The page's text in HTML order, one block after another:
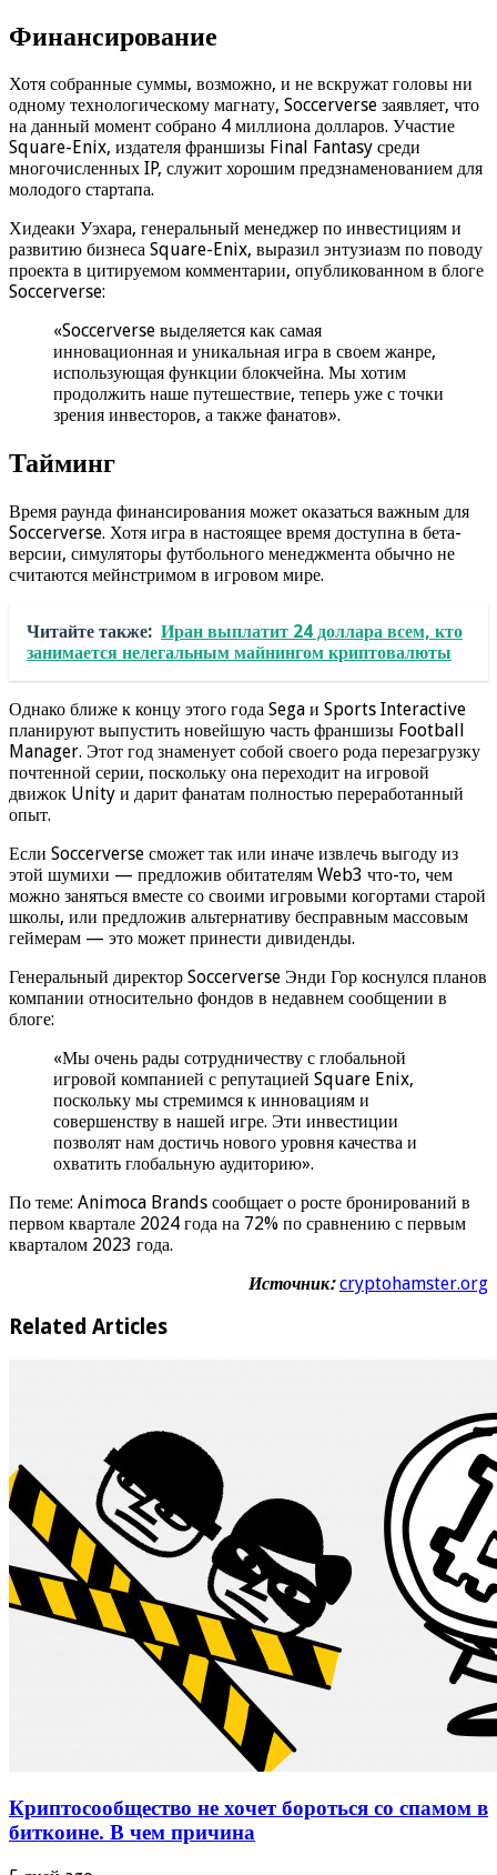
Финансирование
Хотя собранные суммы, возможно, и не вскружат головы ни
одному технологическому магнату, Soccerverse заявляет, что
на данный момент собрано 4 миллиона долларов. Участие
Square-Enix, издателя франшизы Final Fantasy среди
многочисленных IP, служит хорошим предзнаменованием для
молодого стартапа.
Хидеаки Уэхара, генеральный менеджер по инвестициям и
развитию бизнеса Square-Enix, выразил энтузиазм по поводу
проекта в цитируемом комментарии, опубликованном в блоге
Soccerverse:
«Soccerverse выделяется как самая
инновационная и уникальная игра в своем жанре,
использующая функции блокчейна. Мы хотим
продолжить наше путешествие, теперь уже с точки
зрения инвесторов, а также фанатов».
Тайминг
Время раунда финансирования может оказаться важным для
Soccerverse. Хотя игра в настоящее время доступна в бета-
версии, симуляторы футбольного менеджмента обычно не
считаются мейнстримом в игровом мире.
Читайте также: Иран выплатит 24 доллара всем, кто
занимается нелегальным майнингом криптовалюты
Однако ближе к концу этого года Sega и Sports Interactive
планируют выпустить новейшую часть франшизы Football
Manager. Этот год знаменует собой своего рода перезагрузку
почтенной серии, поскольку она переходит на игровой
движок Unity и дарит фанатам полностью переработанный
опыт.
Если Soccerverse сможет так или иначе извлечь выгоду из
этой шумихи — предложив обитателям Web3 что-то, чем
можно заняться вместе со своими игровыми когортами старой
школы, или предложив альтернативу бесправным массовым
геймерам — это может принести дивиденды.
Генеральный директор Soccerverse Энди Гор коснулся планов
компании относительно фондов в недавнем сообщении в
блоге:
«Мы очень рады сотрудничеству с глобальной
игровой компанией с репутацией Square Enix,
поскольку мы стремимся к инновациям и
совершенству в нашей игре. Эти инвестиции
позволят нам достичь нового уровня качества и
охватить глобальную аудиторию».
По теме: Animoca Brands сообщает о росте бронирований в
первом квартале 2024 года на 72% по сравнению с первым
кварталом 2023 года.
Источник: cryptohamster.org
Related Articles
Криптосообщество не хочет бороться со спамом в
биткоине. В чем причина